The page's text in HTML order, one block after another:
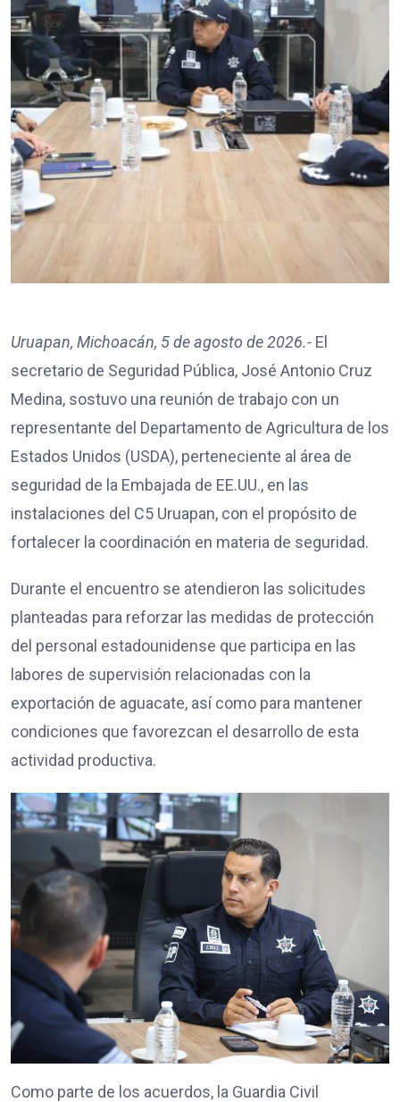
Uruapan, Michoacán, 5 de agosto de 2026.- El
secretario de Seguridad Pública, José Antonio Cruz
Medina, sostuvo una reunión de trabajo con un
representante del Departamento de Agricultura de los
Estados Unidos (USDA), perteneciente al área de
seguridad de la Embajada de EE.UU., en las
instalaciones del C5 Uruapan, con el propósito de
fortalecer la coordinación en materia de seguridad.
Durante el encuentro se atendieron las solicitudes
planteadas para reforzar las medidas de protección
del personal estadounidense que participa en las
labores de supervisión relacionadas con la
exportación de aguacate, así como para mantener
condiciones que favorezcan el desarrollo de esta
actividad productiva.
Como parte de los acuerdos, la Guardia Civil